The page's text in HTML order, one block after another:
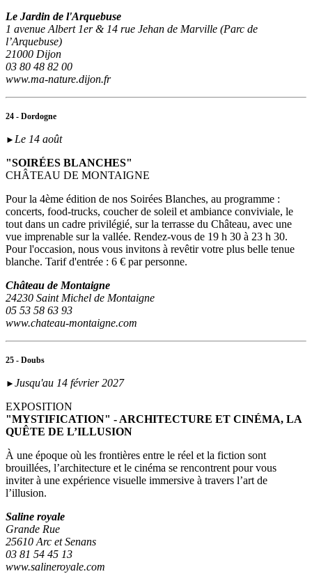
Le Jardin de l'Arquebuse
1 avenue Albert 1er & 14 rue Jehan de Marville (Parc de
l’Arquebuse)
21000 Dijon
03 80 48 82 00
www.ma-nature.dijon.fr
24 - Dordogne
► Le 14 août
"SOIRÉES BLANCHES"
CHÂTEAU DE MONTAIGNE
Pour la 4ème édition de nos Soirées Blanches, au programme :
concerts, food-trucks, coucher de soleil et ambiance conviviale, le
tout dans un cadre privilégié, sur la terrasse du Château, avec une
vue imprenable sur la vallée. Rendez-vous de 19 h 30 à 23 h 30.
Pour l'occasion, nous vous invitons à revêtir votre plus belle tenue
blanche. Tarif d'entrée : 6 € par personne.
Château de Montaigne
24230 Saint Michel de Montaigne
05 53 58 63 93
www.chateau-montaigne.com
25 - Doubs
► Jusqu'au 14 février 2027
EXPOSITION
"MYSTIFICATION" - ARCHITECTURE ET CINÉMA, LA
QUÊTE DE L’ILLUSION
À une époque où les frontières entre le réel et la fiction sont
brouillées, l’architecture et le cinéma se rencontrent pour vous
inviter à une expérience visuelle immersive à travers l’art de
l’illusion.
Saline royale
Grande Rue
25610 Arc et Senans
03 81 54 45 13
www.salineroyale.com